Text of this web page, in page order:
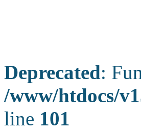
Deprecated:
/www/htdocs/
line 101